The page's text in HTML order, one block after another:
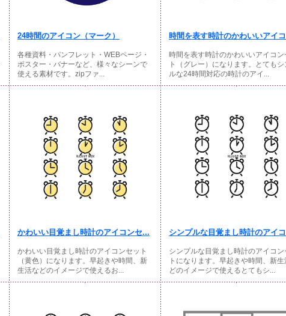
24時間のアイコン（マーク）
各種資料・パンフレット・WEBページ・
ポスター・バナーなど、様々なシーンで
使える素材です。zipファ...
時間を表す時計のかわいいアイ
時間を表す時計のかわいいアイコン
ト（グレー）になります。とてもシ
ルな24時間対応の時計のアイ...
かわいい目覚まし時計のアイコンセ...
かわいい目覚まし時計のアイコンセット
（黄色）になります。早起きや時間、新
生活などのイメージで使えるお...
シンプルな目覚まし時計のアイ
シンプルな目覚まし時計のアイコン
トになります。早起きや時間、新生
どのイメージで使えるとてもシ...